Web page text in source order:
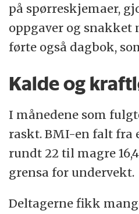
på spørreskjemaer,
oppgaver og snakket
førte også dagbok,
Kalde og
I månedene som
raskt. BMI-en falt fra
rundt 22 til magre
grensa for undervekt.
Deltagerne fikk